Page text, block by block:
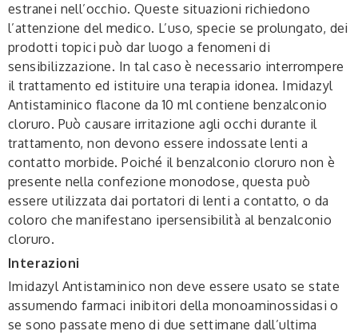
estranei nell’occhio. Queste situazioni richiedono
l’attenzione del medico. L’uso, specie se prolungato, dei
prodotti topici può dar luogo a fenomeni di
sensibilizzazione. In tal caso è necessario interrompere
il trattamento ed istituire una terapia idonea. Imidazyl
Antistaminico flacone da 10 ml contiene benzalconio
cloruro. Può causare irritazione agli occhi durante il
trattamento, non devono essere indossate lenti a
contatto morbide. Poiché il benzalconio cloruro non è
presente nella confezione monodose, questa può
essere utilizzata dai portatori di lenti a contatto, o da
coloro che manifestano ipersensibilità al benzalconio
cloruro.
Interazioni
Imidazyl Antistaminico non deve essere usato se state
assumendo farmaci inibitori della monoaminossidasi o
se sono passate meno di due settimane dall’ultima